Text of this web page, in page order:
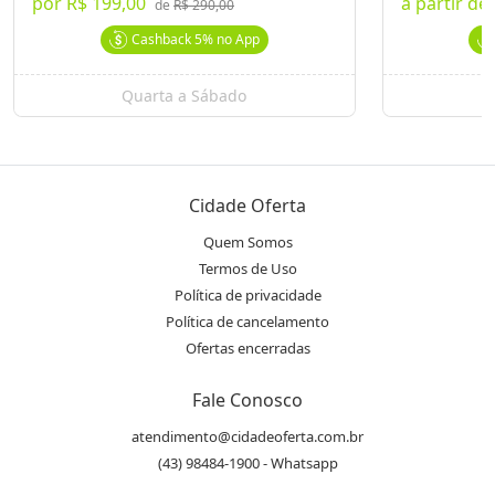
Paulo Ricardo Hair Company
Endereço
(43) 99933.0301
Instagram
@pauloricardohaircompany
deR$ 290,00
Cashback5%no App
Quarta a Sábado
Cidade Oferta
Quem Somos
Termos de Uso
Política de privacidade
Política de cancelamento
Ofertas encerradas
Fale Conosco
atendimento@cidadeoferta.com.br
(43) 98484-1900 - Whatsapp